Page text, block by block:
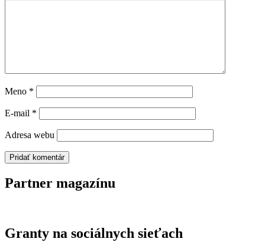
Meno *
E-mail *
Adresa webu
Partner magazínu
Granty na sociálnych sieťach